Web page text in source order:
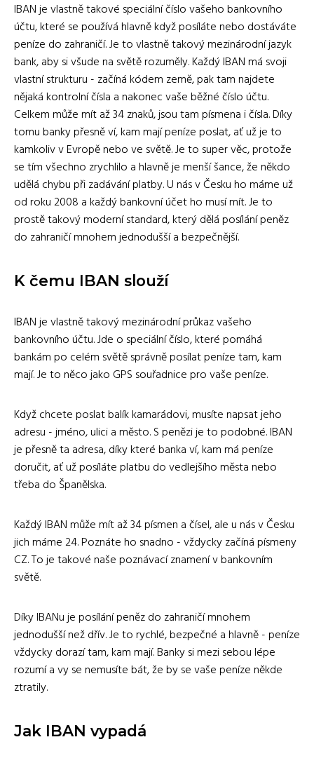
IBAN je vlastně takové speciální číslo vašeho bankovního
účtu, které se používá hlavně když posíláte nebo dostáváte
peníze do zahraničí. Je to vlastně takový mezinárodní jazyk
bank, aby si všude na světě rozuměly. Každý IBAN má svoji
vlastní strukturu - začíná kódem země, pak tam najdete
nějaká kontrolní čísla a nakonec vaše běžné číslo účtu.
Celkem může mít až 34 znaků, jsou tam písmena i čísla. Díky
tomu banky přesně ví, kam mají peníze poslat, ať už je to
kamkoliv v Evropě nebo ve světě. Je to super věc, protože
se tím všechno zrychlilo a hlavně je menší šance, že někdo
udělá chybu při zadávání platby. U nás v Česku ho máme už
od roku 2008 a každý bankovní účet ho musí mít. Je to
prostě takový moderní standard, který dělá posílání peněz
do zahraničí mnohem jednodušší a bezpečnější.
K čemu IBAN slouží
IBAN je vlastně takový mezinárodní průkaz vašeho
bankovního účtu. Jde o speciální číslo, které pomáhá
bankám po celém světě správně posílat peníze tam, kam
mají. Je to něco jako GPS souřadnice pro vaše peníze.
Když chcete poslat balík kamarádovi, musíte napsat jeho
adresu - jméno, ulici a město. S penězi je to podobné. IBAN
je přesně ta adresa, díky které banka ví, kam má peníze
doručit, ať už posíláte platbu do vedlejšího města nebo
třeba do Španělska.
Každý IBAN může mít až 34 písmen a čísel, ale u nás v Česku
jich máme 24. Poznáte ho snadno - vždycky začíná písmeny
CZ. To je takové naše poznávací znamení v bankovním
světě.
Díky IBANu je posílání peněz do zahraničí mnohem
jednodušší než dřív. Je to rychlé, bezpečné a hlavně - peníze
vždycky dorazí tam, kam mají. Banky si mezi sebou lépe
rozumí a vy se nemusíte bát, že by se vaše peníze někde
ztratily.
Jak IBAN vypadá